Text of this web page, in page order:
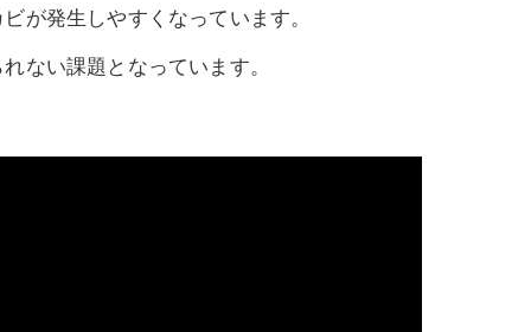
が発生しやすくなっています。
ない課題となっています。